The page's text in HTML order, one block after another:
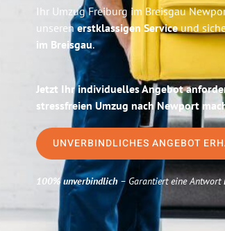
Ihr Umzug Freiburg im Breisgau
unserenerstklassigen Serviceund
im Breisgau.
Jetzt Ihr individuelles Angebot
stressfreien Umzug nach Newport
UNVERBINDLICHES ANGEBOT
100% unverbindlich– Garantiert eine Antwort